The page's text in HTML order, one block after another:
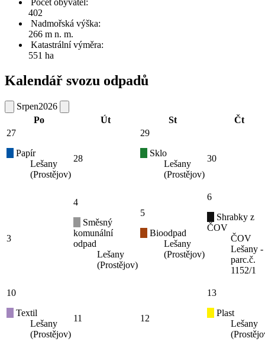
Počet obyvatel:
402
Nadmořská výška:
266 m n. m.
Katastrální výměra:
551 ha
Kalendář svozu odpadů
Srpen2026
Po
Út St
Čt
27
Papír
Lešany
(Prostějov)
28
29
Sklo
Lešany
(Prostějov)
30
3
4
Směsný
komunální
odpad
Lešany
(Prostějov)
5
Bioodpad
Lešany
(Prostějov)
6
Shrabky z
ČOV
ČOV
Lešany -
parc.č.
1152/1
10
Textil
Lešany
(Prostějov)
11 12
13
Plast
Lešany